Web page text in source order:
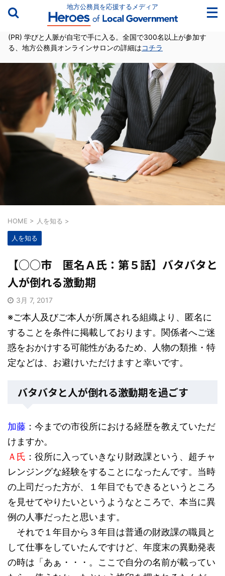
地方公務員を応援するメディア
(PR) 学びと人脈が自宅で手に入る。全国で300名以上が参加す
る、地方公務員オンラインサロンの詳細はコチラ
HOME > 人を知る >
人を知る
【○○市 匿名Ａ氏：第５話】バタバタと
人が倒れる激動期
3月 7, 2017
※ご本人及びご本人が所属される組織より、匿名に
することを条件に掲載しております。関係者へご迷
惑をおかけする可能性があるため、人物の類推・特
定などは、お避けいただけますと幸いです。
バタバタと人が倒れる激動期を過ごす
加藤 ：今までの市役所における経歴を教えていただ
けますか。
Ａ氏 ：役所に入っていきなり財政課という、超チャ
レンジングな経験をすることになったんです。当時
の上司だった方が、１年目でもできるというところ
を見せてやりたいというようなところで、本当に異
例の人事だったと思います。
それで１年目から３年目は普通の財政課の職員と
して仕事をしていたんですけど、年度末の異動発表
の時は「あぁ・・・。ここで自分の名前が載ってい